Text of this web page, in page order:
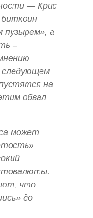
— Крис
пузырем», а
–
следующем
на
обвал
может
что
до